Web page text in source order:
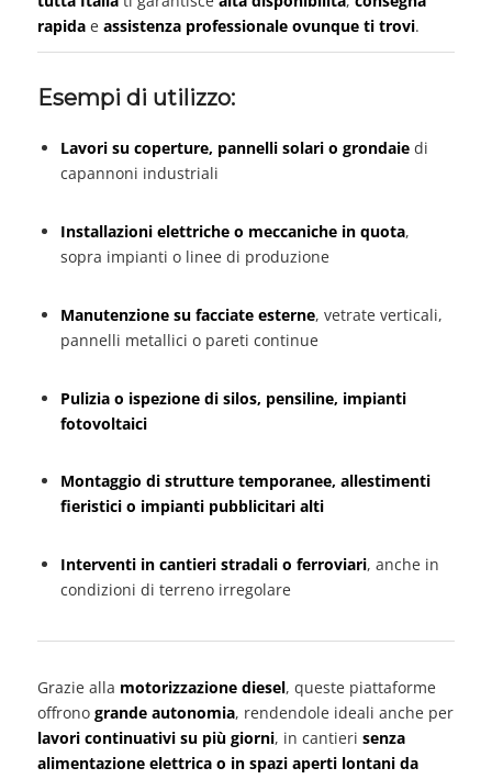
rapidae assistenza professionale ovunque ti trovi.
Esempi di utilizzo:
Lavori su coperture, pannelli solari o grondaiedi
capannoni industriali
Installazioni elettriche o meccaniche in quota,
sopra impianti o linee di produzione
Manutenzione su facciate esterne, vetrate verticali,
pannelli metallici o pareti continue
Pulizia o ispezione di silos, pensiline, impianti
fotovoltaici
Montaggio di strutture temporanee, allestimenti
fieristici o impianti pubblicitari alti
Interventi in cantieri stradali o ferroviari, anche in
condizioni di terreno irregolare
Grazie alla motorizzazione diesel, queste piattaforme
offrono grande autonomia, rendendole ideali anche per
lavori continuativi su più giorni, in cantieri senza
alimentazione elettrica o in spazi aperti lontani da